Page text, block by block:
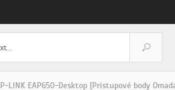
LINK EAP650-Desktop [Prístupové body